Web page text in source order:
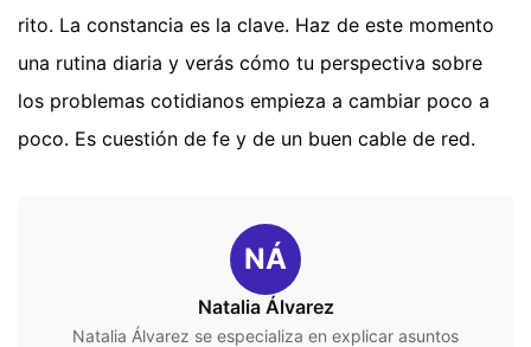
rito. La constancia es la clave. Haz de este momento
una rutina diaria y verás cómo tu perspectiva sobre
los problemas cotidianos empieza a cambiar poco a
poco. Es cuestión de fe y de un buen cable de red.
NÁ
Natalia Álvarez
Natalia Álvarez se especializa en explicar asuntos